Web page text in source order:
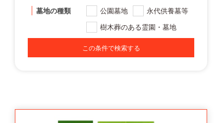
墓地の種類 公園墓地
永代供養墓等
樹木葬のある霊園・墓地
この条件で検索する